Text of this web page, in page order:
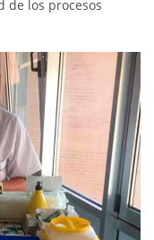
de los procesos